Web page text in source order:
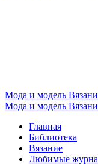
Мода и модель
Мода и модель
Главная
Библиотека
Вязание
Любимые